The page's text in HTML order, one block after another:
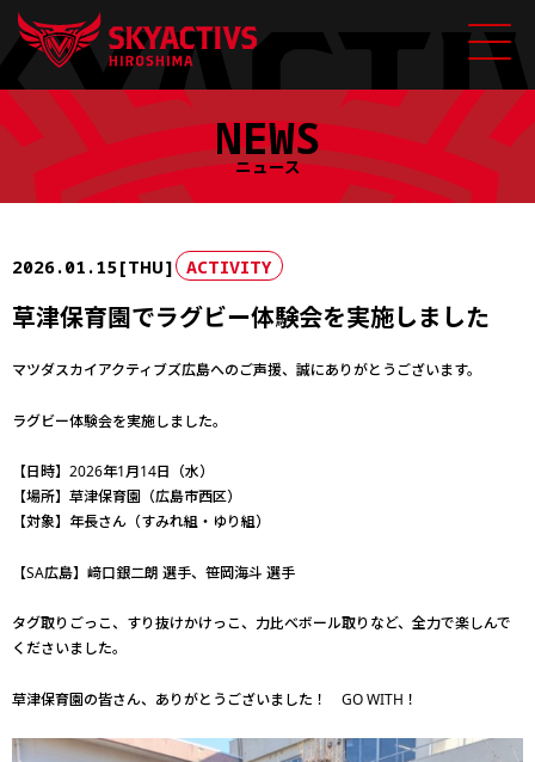
Skip
to
content
NEWS
ニュース
2026.01.15[THU] ACTIVITY
草津保育園でラグビー体験会を実施しました
マツダスカイアクティブズ広島へのご声援、誠にありがとうございます。
ラグビー体験会を実施しました。
【日時】2026年1月14日（水）
【場所】草津保育園（広島市西区）
【対象】年長さん（すみれ組・ゆり組）
【SA広島】﨑口銀二朗 選手、笹岡海斗 選手
タグ取りごっこ、すり抜けかけっこ、力比べボール取りなど、全力で楽しんで
くださいました。
草津保育園の皆さん、ありがとうございました！ GO WITH！